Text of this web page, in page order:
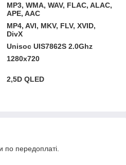
MP3, WMA, WAV, FLAC, ALAC,
APE, AAC
MP4, AVI, MKV, FLV, XVID,
DivX
Unisoc UIS7862S 2.0Ghz
1280x720
2,5D QLED
по передоплаті.